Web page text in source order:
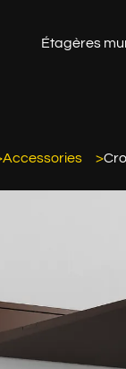
Étagères
Accessories